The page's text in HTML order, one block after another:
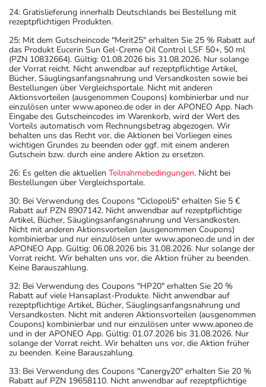
24: Gratislieferung innerhalb Deutschlands bei Bestellung mit
rezeptpflichtigen Produkten.
25: Mit dem Gutscheincode "Merit25" erhalten Sie 25 % Rabatt auf
das Produkt Eucerin Sun Gel-Creme Oil Control LSF 50+, 50 ml
(PZN 10832664). Gültig: 01.08.2026 bis 31.08.2026. Nur solange
der Vorrat reicht. Nicht anwendbar auf rezeptpflichtige Artikel,
Bücher, Säuglingsanfangsnahrung und Versandkosten sowie bei
Bestellungen über Vergleichsportale. Nicht mit anderen
Aktionsvorteilen (ausgenommen Coupons) kombinierbar und nur
einzulösen unter www.aponeo.de oder in der APONEO App. Nach
Eingabe des Gutscheincodes im Warenkorb, wird der Wert des
Vorteils automatisch vom Rechnungsbetrag abgezogen. Wir
behalten uns das Recht vor, die Aktionen bei Vorliegen eines
wichtigen Grundes zu beenden oder ggf. mit einem anderen
Gutschein bzw. durch eine andere Aktion zu ersetzen.
26: Es gelten die aktuellen Teilnahmebedingungen. Nicht bei
Bestellungen über Vergleichsportale.
30: Bei Verwendung des Coupons "Ciclopoli5" erhalten Sie 5 €
Rabatt auf PZN 8907142. Nicht anwendbar auf rezeptpflichtige
Artikel, Bücher, Säuglingsanfangsnahrung und Versandkosten.
Nicht mit anderen Aktionsvorteilen (ausgenommen Coupons)
kombinierbar und nur einzulösen unter www.aponeo.de und in der
APONEO App. Gültig: 06.08.2026 bis 31.08.2026. Nur solange der
Vorrat reicht. Wir behalten uns vor, die Aktion früher zu beenden.
Keine Barauszahlung.
32: Bei Verwendung des Coupons "HP20" erhalten Sie 20 %
Rabatt auf viele Hansaplast-Produkte. Nicht anwendbar auf
rezeptpflichtige Artikel, Bücher, Säuglingsanfangsnahrung und
Versandkosten. Nicht mit anderen Aktionsvorteilen (ausgenommen
Coupons) kombinierbar und nur einzulösen unter www.aponeo.de
und in der APONEO App. Gültig: 01.07.2026 bis 31.08.2026. Nur
solange der Vorrat reicht. Wir behalten uns vor, die Aktion früher
zu beenden. Keine Barauszahlung.
33: Bei Verwendung des Coupons "Canergy20" erhalten Sie 20 %
Rabatt auf PZN 19658110. Nicht anwendbar auf rezeptpflichtige